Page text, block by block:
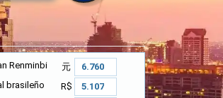
Renminbi
元
brasileño
R$